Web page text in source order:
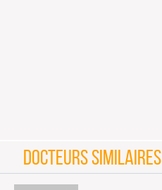
DOCTEURS SIMILAIRES